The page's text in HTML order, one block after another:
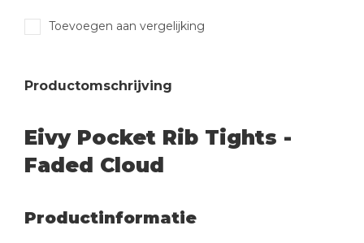
Toevoegen aan vergelijking
Productomschrijving
Eivy Pocket Rib Tights -
Faded Cloud
Productinformatie